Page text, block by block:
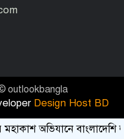
অভিযানে বাংলাদেশি
outlookbangla
Design Host BD